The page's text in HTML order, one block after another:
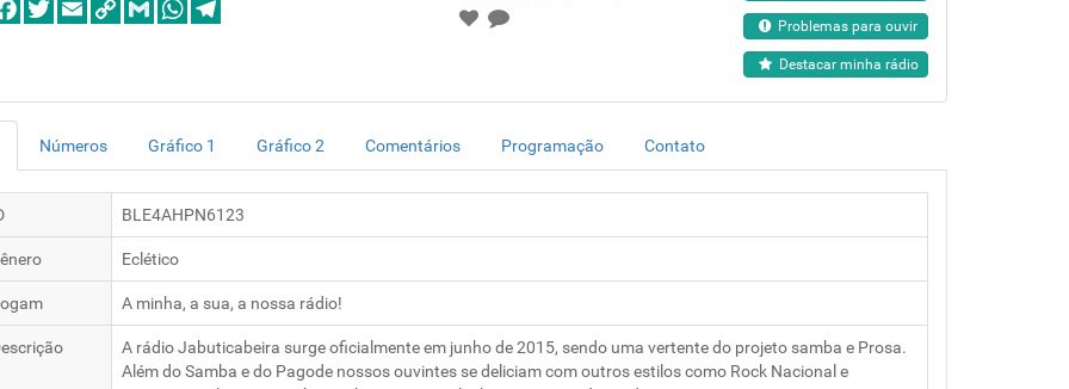
Problemas para ouvir
Destacar minha rádio
Números Gráfico 1 Gráfico 2 Comentários Programação Contato
BLE4AHPN6123
Eclético
A minha, a sua, a nossa rádio!
A rádio Jabuticabeira surge oficialmente em junho de 2015, sendo uma vertente do projeto samba e Prosa.
Além do Samba e do Pagode nossos ouvintes se deliciam com outros estilos como Rock Nacional e